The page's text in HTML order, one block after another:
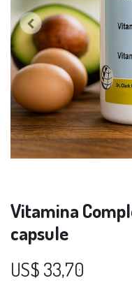
Vitamina
capsule
US$ 33,70